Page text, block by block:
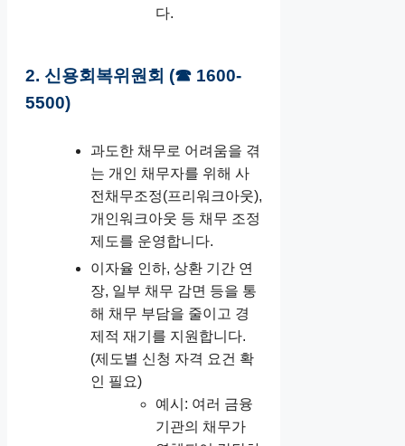
다.
2. 신용회복위원회 (☎ 1600-
5500)
과도한 채무로 어려움을 겪
는 개인 채무자를 위해 사
전채무조정(프리워크아웃),
개인워크아웃 등 채무 조정
제도를 운영합니다.
이자율 인하, 상환 기간 연
장, 일부 채무 감면 등을 통
해 채무 부담을 줄이고 경
제적 재기를 지원합니다.
(제도별 신청 자격 요건 확
인 필요)
예시: 여러 금융
기관의 채무가